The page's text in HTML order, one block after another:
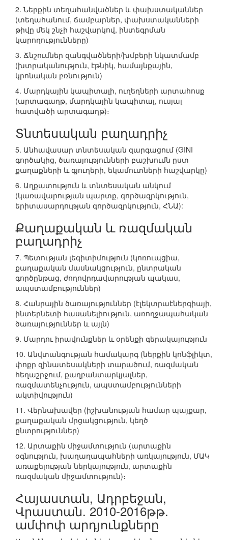
2. Ներքին տեղահանվածներ և փախստականներ
(տեղահանում, ճամբարներ, փախստականների
թիվը մեկ շնչի հաշվարկով, ինտեգրման
կարողությունները)
3. Ճնշումներ զանգվածների/խմբերի նկատմամբ
(խտրականություն, էթնիկ, համայնքային,
կրոնական բռնություն)
4. Մարդկային կապիտալի, ուղեղների արտահոսք
(արտագաղթ, մարդկային կապիտալ, ուսյալ
հատվածի արտագաղթ)։
Տնտեսական բաղադրիչ
5. Անհավասար տնտեսական զարգացում (GINI
գործակից, ծառայությունների բաշխումն ըստ
քաղաքների և գյուղերի, եկամուտների հաշվարկը)
6. Աղքատություն և տնտեսական անկում
(կառավարության պարտք, գործազրկություն,
երիտասարդության գործազրկություն, ՀՆԱ):
Քաղաքական և ռազմական
բաղադրիչ
7. Պետության լեգիտիմություն (կոռուպցիա,
քաղաքական մասնակցություն, ընտրական
գործընթաց, ժողովրդավարության պակաս,
ապստամբություններ)
8. Հանրային ծառայություններ (էլեկտրաէներգիայի,
ինտերնետի հասանելիություն, առողջապահական
ծառայություններ և այլն)
9. Մարդու իրավունքներ և օրենքի գերակայություն
10. Անվտանգության համակարգ (ներքին կոնֆլիկտ,
փոքր զինատեսակների տարածում, ռազմական
հեղաշրջում, քաղբանտարկյալներ,
ռազմատենչություն, ապստամբությունների
ակտիվություն)
11. Վերնախավեր (իշխանության համար պայքար,
քաղաքական մրցակցություն, կեղծ
ընտրություններ)
12. Արտաքին միջամտություն (արտաքին
օգնություն, խաղաղապահների առկայություն, ՄԱԿ
առաքելության ներկայություն, արտաքին
ռազմական միջամտություն)։
Հայաստան, Ադրբեջան,
Վրաստան. 2010-2016թթ.
ամփոփ արդյունքները